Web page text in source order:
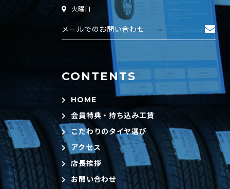
火曜日
メールでのお問い合わせ
HOME
会員特典・持ち込み工賃
こだわりのタイヤ選び
アクセス
店長挨拶
お問い合わせ